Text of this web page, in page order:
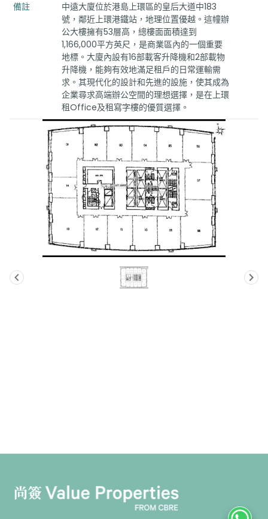
備註
中遠大廈位於港島上環區的皇后大道中183
號，鄰近上環港鐵站，地理位置優越。這幢辦
公大樓擁有53層高，總樓面面積達到
1,166,000平方英尺，是商業區內的一個重要
地標。大廈內設有16部載客升降機和2部載物
升降機，能夠有效地滿足租戶的日常運輸需
求。其現代化的設計和先進的設施，使其成為
企業尋求高端辦公空間的理想選擇，是在上環
租Office及租寫字樓的優質選擇。